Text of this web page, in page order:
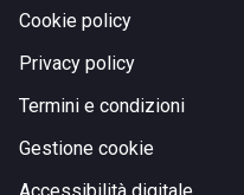
Cookie policy
Privacy policy
Termini e condizioni
Gestione cookie